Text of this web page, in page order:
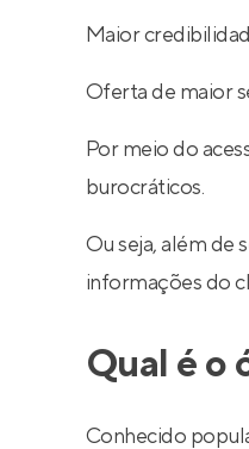
Maior
Oferta de maior
Por meio do
burocráticos.
Ou seja, além de
informações do
Qual é o
Conhecido